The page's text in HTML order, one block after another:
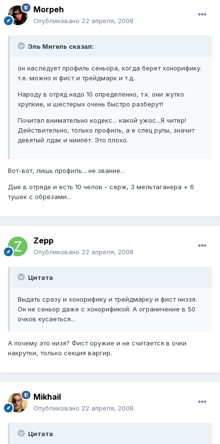
Morpeh
Опубликовано 22 апреля, 2008
Эль Мигель сказал:
он наследует профиль сеньора, когда берет хонорифику.
т.е. можно и фист и трейдмарк и т.д.
Народу в отряд надо 10 определенно, т.к. они жутко
хрупкие, и шестерых очень быстро разберут!
Почитал внимательно кодекс... какой ужос...Я читер!
Действительно, только профиль, а е спец рулы, значит
девятый лдак и ниипёт. Это плохо.
Вот-вот, лишь профиль... не звание...
Дык в отряде и есть 10 челов - серж, 3 мельтаганера + 6
тушек с обрезами...
Zepp
Опубликовано 22 апреля, 2008
Цитата
Выдать сразу и хонорифику и трейдмарку и фист низзя.
Он не сеньор даже с хонорификой. А ограничение в 50
очков кусаеться...
А почему это низя? Фист оружие и не считается в очки
накрутки, только секция варгир.
Mikhail
Опубликовано 22 апреля, 2008
Цитата